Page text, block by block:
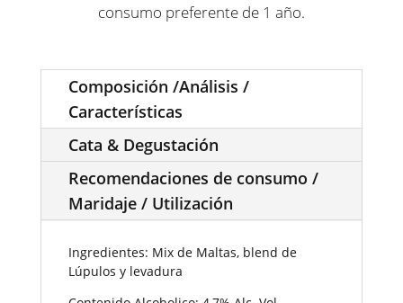
consumo preferente de 1 año.
Composición /Análisis /
Características
Cata & Degustación
Recomendaciones de consumo /
Maridaje / Utilización
Ingredientes: Mix de Maltas, blend de
Lúpulos y levadura